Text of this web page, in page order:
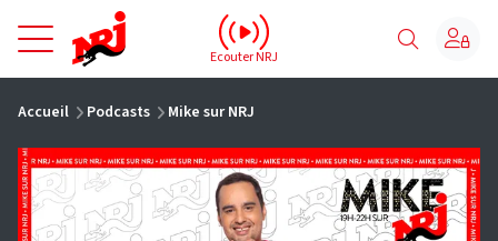
NRJ - Accueil
Ecouter NRJ
Accueil Podcasts Mike sur NRJ